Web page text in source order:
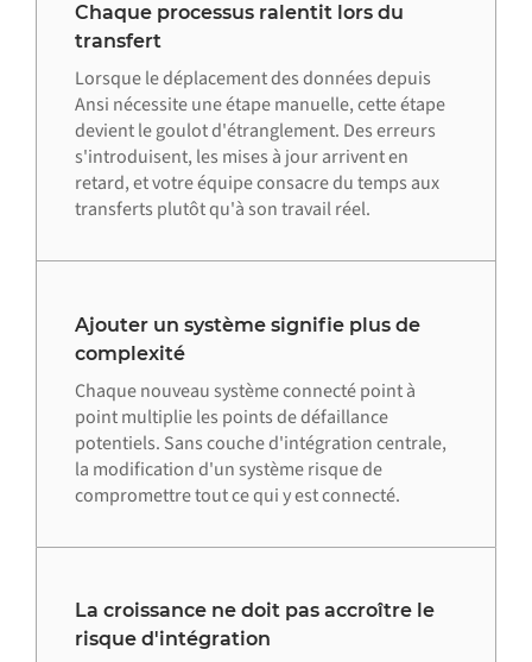
Chaque processus ralentit lors du
transfert
Lorsque le déplacement des données depuis
Ansi nécessite une étape manuelle, cette étape
devient le goulot d'étranglement. Des erreurs
s'introduisent, les mises à jour arrivent en
retard, et votre équipe consacre du temps aux
transferts plutôt qu'à son travail réel.
Ajouter un système signifie plus de
complexité
Chaque nouveau système connecté point à
point multiplie les points de défaillance
potentiels. Sans couche d'intégration centrale,
la modification d'un système risque de
compromettre tout ce qui y est connecté.
La croissance ne doit pas accroître le
risque d'intégration